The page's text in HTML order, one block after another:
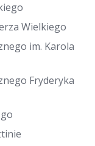
Wielkiego
im. Karola
Fryderyka